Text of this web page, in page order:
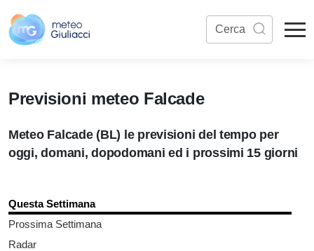
Previsioni meteo Falcade
Meteo Falcade (BL) le previsioni del tempo per
oggi, domani, dopodomani ed i prossimi 15 giorni
Questa Settimana
Prossima Settimana
Radar